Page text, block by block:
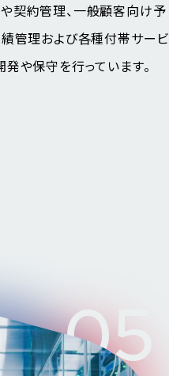
契約管理、一般顧客向け予
績管理および各種付帯サービ
や保守を行っています。